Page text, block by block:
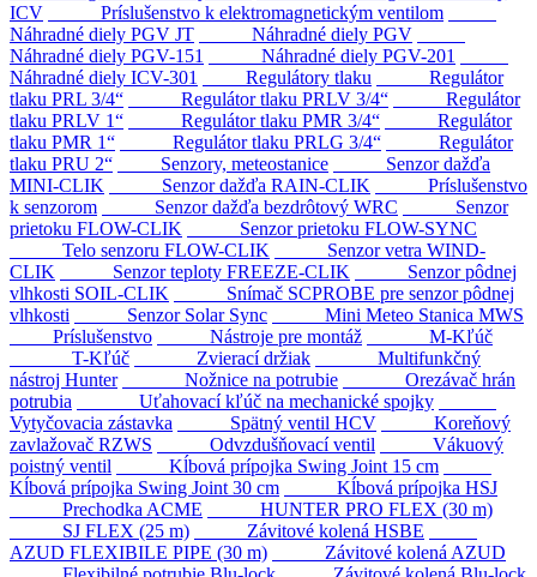
ICV
Príslušenstvo k elektromagnetickým ventilom
Náhradné diely PGV JT
Náhradné diely PGV
Náhradné diely PGV-151
Náhradné diely PGV-201
Náhradné diely ICV-301
Regulátory tlaku
Regulátor
tlaku PRL 3/4“
Regulátor tlaku PRLV 3/4“
Regulátor
tlaku PRLV 1“
Regulátor tlaku PMR 3/4“
Regulátor
tlaku PMR 1“
Regulátor tlaku PRLG 3/4“
Regulátor
tlaku PRU 2“
Senzory, meteostanice
Senzor dažďa
MINI-CLIK
Senzor dažďa RAIN-CLIK
Príslušenstvo
k senzorom
Senzor dažďa bezdrôtový WRC
Senzor
prietoku FLOW-CLIK
Senzor prietoku FLOW-SYNC
Telo senzoru FLOW-CLIK
Senzor vetra WIND-
CLIK
Senzor teploty FREEZE-CLIK
Senzor pôdnej
vlhkosti SOIL-CLIK
Snímač SCPROBE pre senzor pôdnej
vlhkosti
Senzor Solar Sync
Mini Meteo Stanica MWS
Príslušenstvo
Nástroje pre montáž
M-Kľúč
T-Kľúč
Zvierací držiak
Multifunkčný
nástroj Hunter
Nožnice na potrubie
Orezávač hrán
potrubia
Uťahovací kľúč na mechanické spojky
Vytyčovacia zástavka
Spätný ventil HCV
Koreňový
zavlažovač RZWS
Odvzdušňovací ventil
Vákuový
poistný ventil
Kĺbová prípojka Swing Joint 15 cm
Kĺbová prípojka Swing Joint 30 cm
Kĺbová prípojka HSJ
Prechodka ACME
HUNTER PRO FLEX (30 m)
SJ FLEX (25 m)
Závitové kolená HSBE
AZUD FLEXIBILE PIPE (30 m)
Závitové kolená AZUD